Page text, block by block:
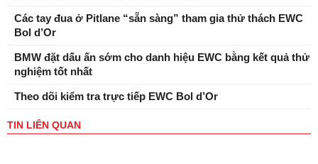
Các tay đua ở Pitlane “sẵn sàng” tham gia thử thách EWC
Bol d’Or
BMW đặt dấu ấn sớm cho danh hiệu EWC bằng kết quả thử
nghiệm tốt nhất
Theo dõi kiểm tra trực tiếp EWC Bol d’Or
TIN LIÊN QUAN